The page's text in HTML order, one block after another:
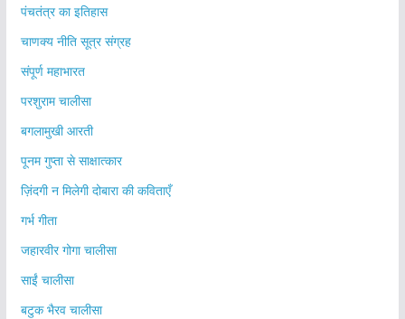
पंचतंत्र का इतिहास
चाणक्य नीति सूत्र संग्रह
संपूर्ण महाभारत
परशुराम चालीसा
बगलामुखी आरती
पूनम गुप्ता से साक्षात्कार
ज़िंदगी न मिलेगी दोबारा की कविताएँ
गर्भ गीता
जहारवीर गोगा चालीसा
साईं चालीसा
बटुक भैरव चालीसा